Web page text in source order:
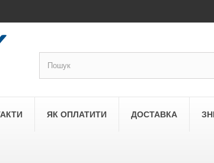
ЯК ОПЛАТИТИ ДОСТАВКА